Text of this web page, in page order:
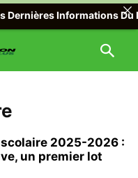
2025-2026 :
un premier lot
Dernières Informations